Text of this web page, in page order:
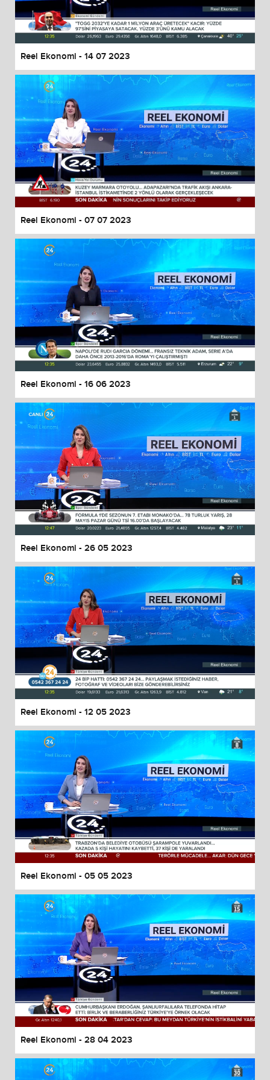
End of dialog window.
Reel Ekonomi - 14 07 2023
Reel Ekonomi - 07 07 2023
Reel Ekonomi - 16 06 2023
Reel Ekonomi - 26 05 2023
Reel Ekonomi - 12 05 2023
Reel Ekonomi - 05 05 2023
Reel Ekonomi - 28 04 2023